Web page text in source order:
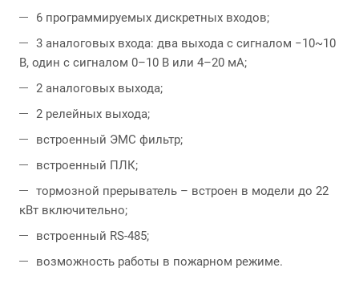
6 программируемых дискретных входов;
3 аналоговых входа: два выхода с сигналом −10~10
В, один с сигналом 0–10 В или 4–20 мA;
2 аналоговых выхода;
2 релейных выхода;
встроенный ЭМС фильтр;
встроенный ПЛК;
тормозной прерыватель – встроен в модели до 22
кВт включительно;
встроенный RS-485;
возможность работы в пожарном режиме.